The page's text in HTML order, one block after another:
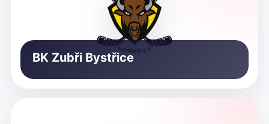
BK Zubři Bystřice